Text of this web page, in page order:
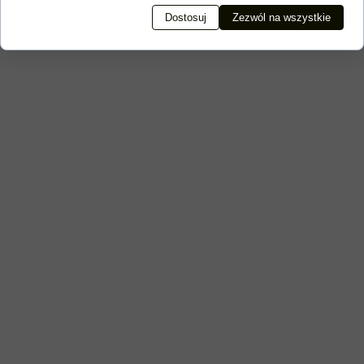
Dostosuj Zezwól na wszystkie